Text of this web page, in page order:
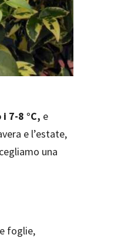
7-8 °C, e
e l’estate,
una
foglie,